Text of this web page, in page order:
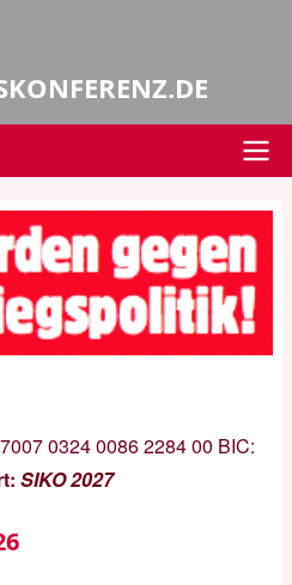
0324 0086 2284 00 BIC:
SIKO 2027